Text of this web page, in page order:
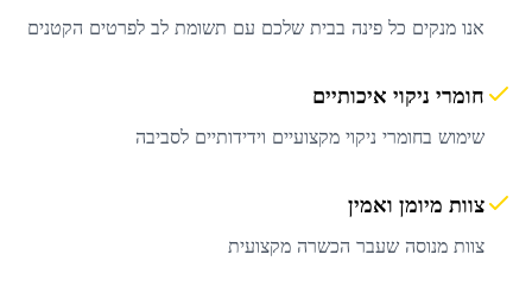
אנו מנקים כל פינה בבית שלכם עם תשומת לב לפרטים הקטנים
חומרי ניקוי איכותיים
שימוש בחומרי ניקוי מקצועיים וידידותיים לסביבה
צוות מיומן ואמין
צוות מנוסה שעבר הכשרה מקצועית